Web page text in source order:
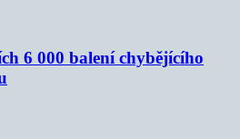
6 000 balení chybějícího